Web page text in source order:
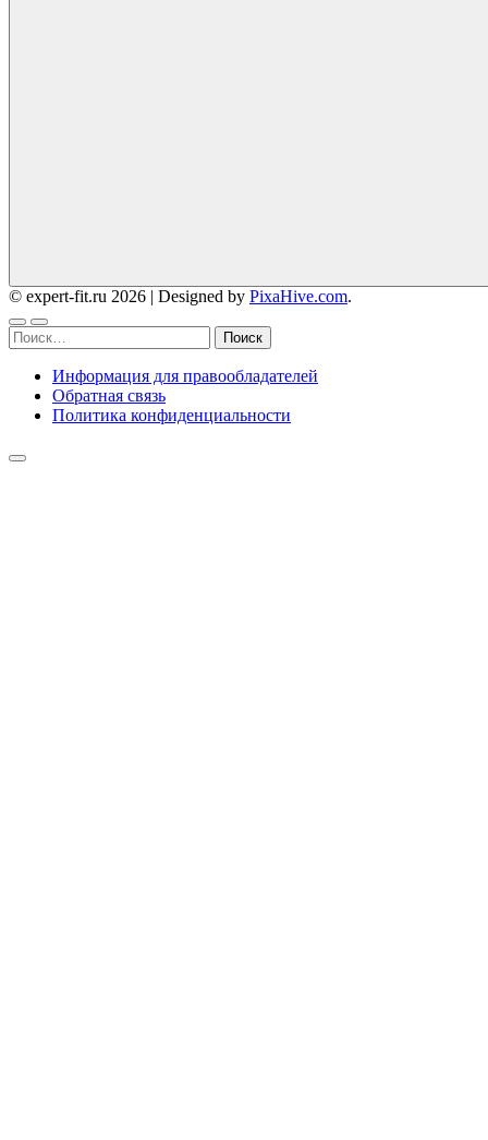
© expert-fit.ru 2026 | Designed by PixaHive.com.
Найти:
Информация для правообладателей
Обратная связь
Политика конфиденциальности